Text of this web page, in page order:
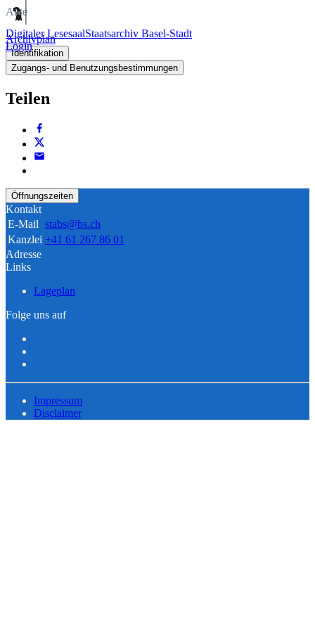
Digitaler LesesaalStaatsarchiv Basel-Stadt
Login
Akte
Archivplan
Identifikation
Zugangs- und Benutzungsbestimmungen
Teilen
Öffnungszeiten
Kontakt
E-Mail stabs@bs.ch
Kanzlei +41 61 267 86 01
Adresse
Links
Lageplan
Folge uns auf
Impressum
Disclaimer